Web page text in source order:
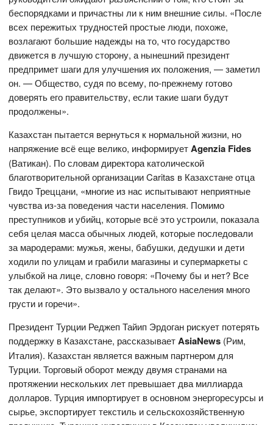
беспорядками и причастны ли к ним внешние силы. «После
всех пережитых трудностей простые люди, похоже,
возлагают большие надежды на то, что государство
движется в лучшую сторону, а нынешний президент
предпримет шаги для улучшения их положения, — заметил
он. — Общество, судя по всему, по-прежнему готово
доверять его правительству, если такие шаги будут
продолжены».
Казахстан пытается вернуться к нормальной жизни, но
напряжение всё еще велико, информируетAgenzia Fides
(Ватикан). По словам директора католической
благотворительной организации Caritas в Казахстане отца
Гвидо Треццани, «многие из нас испытывают неприятные
чувства из-за поведения части населения. Помимо
преступников и убийц, которые всё это устроили, показала
себя целая масса обычных людей, которые последовали
за мародерами: мужья, жены, бабушки, дедушки и дети
ходили по улицам и грабили магазины и супермаркеты с
улыбкой на лице, словно говоря: «Почему бы и нет? Все
так делают». Это вызвало у остального населения много
грусти и горечи».
Президент Турции Реджеп Тайип Эрдоган рискует потерять
поддержку в Казахстане, рассказываетAsiaNews (Рим,
Италия). Казахстан является важным партнером для
Турции. Торговый оборот между двумя странами на
протяжении нескольких лет превышает два миллиарда
долларов. Турция импортирует в основном энергоресурсы и
сырье, экспортирует текстиль и сельскохозяйственную